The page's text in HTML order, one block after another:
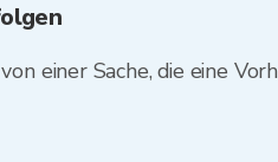
einer Sache, die eine